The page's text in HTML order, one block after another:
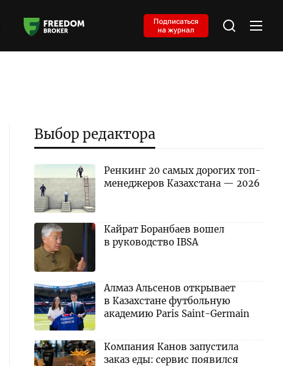
Подписаться
на журнал
Выбор редактора
Ренкинг 20 самых дорогих топ-
менеджеров Казахстана — 2026
Кайрат Боранбаев вошел
в руководство IBSA
Алмаз Альсенов открывает
в Казахстане футбольную
академию Paris Saint-Germain
Компания Канов запустила
заказ еды: сервис появился